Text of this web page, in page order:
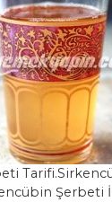
Şerbeti